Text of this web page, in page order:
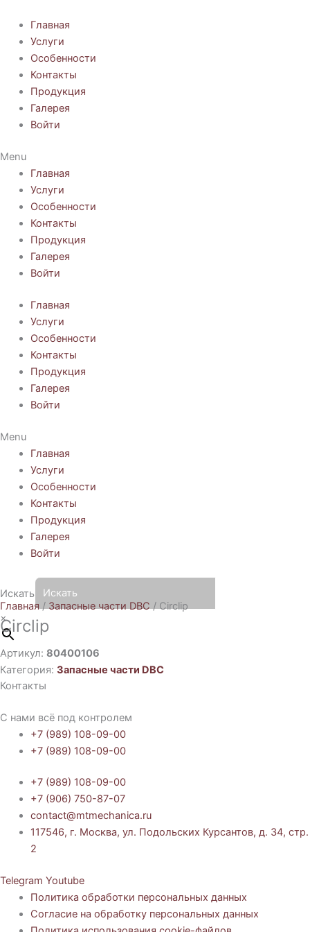
содержимому
Главная
Услуги
Особенности
Контакты
Продукция
Галерея
Войти
Menu
Главная
Услуги
Особенности
Контакты
Продукция
Галерея
Войти
Главная
Услуги
Особенности
Контакты
Продукция
Галерея
Войти
Menu
Главная
Услуги
Особенности
Контакты
Продукция
Галерея
Войти
Искать
×
Главная / Запасные части DBC / Circlip
Circlip
Артикул: 80400106
Категория: Запасные части DBC
Контакты
С нами всё под контролем
+7 (989) 108-09-00
+7 (989) 108-09-00
+7 (989) 108-09-00
+7 (906) 750-87-07
contact@mtmechanica.ru
117546, г. Москва, ул. Подольских Курсантов, д. 34, стр.
2
Telegram Youtube
Политика обработки персональных данных
Согласие на обработку персональных данных